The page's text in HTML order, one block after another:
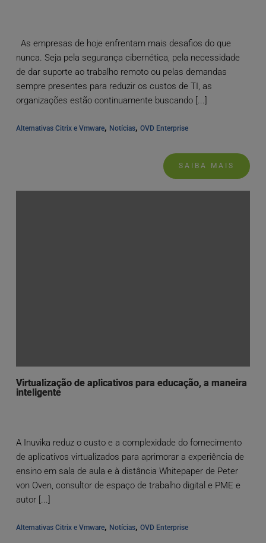
As empresas de hoje enfrentam mais desafios do que
nunca. Seja pela segurança cibernética, pela necessidade
de dar suporte ao trabalho remoto ou pelas demandas
sempre presentes para reduzir os custos de TI, as
organizações estão continuamente buscando [...]
Alternativas Citrix e Vmware, Notícias, OVD Enterprise
SAIBA MAIS
Virtualização de aplicativos para educação, a maneira
inteligente
A Inuvika reduz o custo e a complexidade do fornecimento
de aplicativos virtualizados para aprimorar a experiência de
ensino em sala de aula e à distância Whitepaper de Peter
von Oven, consultor de espaço de trabalho digital e PME e
autor [...]
Alternativas Citrix e Vmware, Notícias, OVD Enterprise